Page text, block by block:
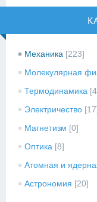
Механика [223]
Молекулярная
Термодинамика
Электричество
Магнетизм [0]
Оптика [8]
Атомная и
Астрономия [20]